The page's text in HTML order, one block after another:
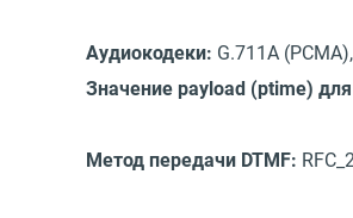
Аудиокодеки: G.711A
Значение payload (ptime)
Метод передачи DTMF: